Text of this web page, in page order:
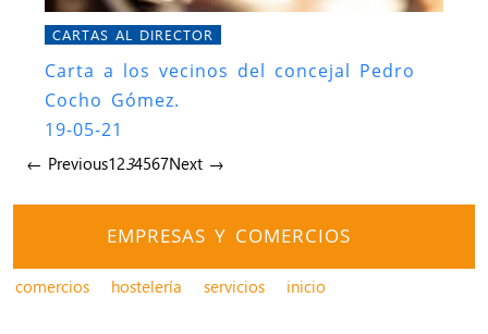
CARTAS AL DIRECTOR
Carta a los vecinos del concejal Pedro
Cocho Gómez.
19-05-21
← Previous1234567Next →
EMPRESAS Y COMERCIOS
comercios hostelería servicios inicio